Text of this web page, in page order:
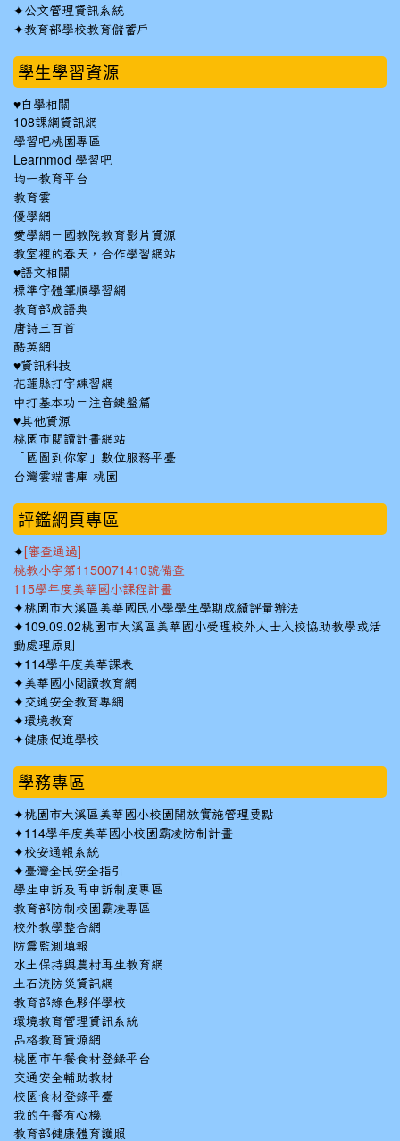
✦公文管理資訊系統
✦教育部學校教育儲蓄戶
學生學習資源
♥自學相關
108課綱資訊網
學習吧桃園專區
Learnmod 學習吧
均一教育平台
教育雲
優學網
愛學網－國教院教育影片資源
教室裡的春天，合作學習網站
♥語文相關
標準字體筆順學習網
教育部成語典
唐詩三百首
酷英網
♥資訊科技
花蓮縣打字練習網
中打基本功－注音鍵盤篇
♥其他資源
桃園市閱讀計畫網站
「國圖到你家」數位服務平臺
台灣雲端書庫-桃園
::: 評鑑網頁專區
✦ [審查通過]
桃教小字第1150071410號備查
115學年度美華國小課程計畫
✦桃園市大溪區美華國民小學學生學期成績評量辦法
✦109.09.02桃園市大溪區美華國小受理校外人士入校協助教學或活
動處理原則
✦114學年度美華課表
✦美華國小閱讀教育網
✦ 交通安全教育專網
✦環境教育
✦健康促進學校
學務專區
✦桃園市大溪區美華國小校園開放實施管理要點
✦114學年度美華國小校園霸凌防制計畫
✦校安通報系統
✦臺灣全民安全指引
學生申訴及再申訴制度專區
教育部防制校園霸凌專區
校外教學整合網
防震監測填報
水土保持與農村再生教育網
土石流防災資訊網
教育部綠色夥伴學校
環境教育管理資訊系統
品格教育資源網
桃園市午餐食材登錄平台
交通安全輔助教材
校園食材登錄平臺
我的午餐有心機
教育部健康體育護照